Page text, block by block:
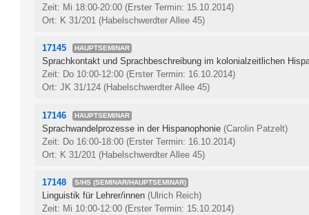
Zeit: Mi 18:00-20:00 (Erster Termin: 15.10.2014)
Ort: K 31/201 (Habelschwerdter Allee 45)
17145 HAUPTSEMINAR
Sprachkontakt und Sprachbeschreibung im kolonialzeitlichen
Zeit: Do 10:00-12:00 (Erster Termin: 16.10.2014)
Ort: JK 31/124 (Habelschwerdter Allee 45)
17146 HAUPTSEMINAR
Sprachwandelprozesse in der Hispanophonie (Carolin Patzelt)
Zeit: Do 16:00-18:00 (Erster Termin: 16.10.2014)
Ort: K 31/201 (Habelschwerdter Allee 45)
17148 S/HS (SEMINAR/HAUPTSEMINAR)
Linguistik für Lehrer/innen (Ulrich Reich)
Zeit: Mi 10:00-12:00 (Erster Termin: 15.10.2014)